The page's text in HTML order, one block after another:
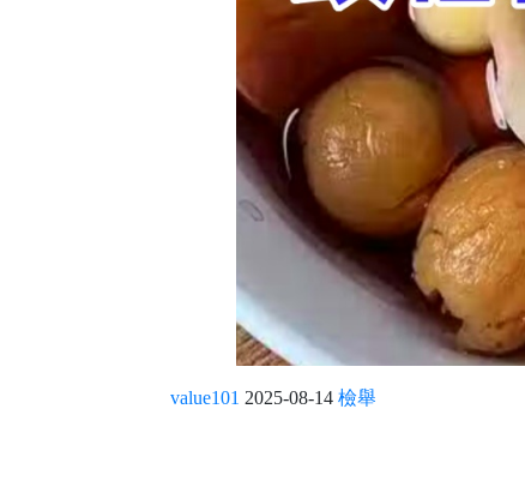
value101 2025-08-14 檢舉